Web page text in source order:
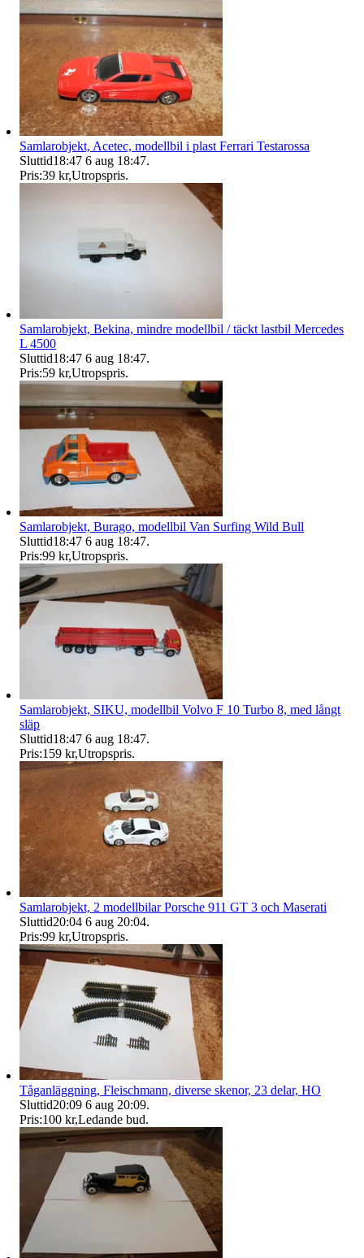
Samlarobjekt, Acetec, modellbil i plast Ferrari Testarossa
Sluttid18:47 6 aug 18:47.
Pris:39 kr,Utropspris.
Samlarobjekt, Bekina, mindre modellbil / täckt lastbil Mercedes
L 4500
Sluttid18:47 6 aug 18:47.
Pris:59 kr,Utropspris.
Samlarobjekt, Burago, modellbil Van Surfing Wild Bull
Sluttid18:47 6 aug 18:47.
Pris:99 kr,Utropspris.
Samlarobjekt, SIKU, modellbil Volvo F 10 Turbo 8, med långt
släp
Sluttid18:47 6 aug 18:47.
Pris:159 kr,Utropspris.
Samlarobjekt, 2 modellbilar Porsche 911 GT 3 och Maserati
Sluttid20:04 6 aug 20:04.
Pris:99 kr,Utropspris.
Tåganläggning, Fleischmann, diverse skenor, 23 delar, HO
Sluttid20:09 6 aug 20:09.
Pris:100 kr,Ledande bud.